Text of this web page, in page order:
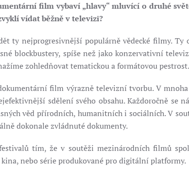
film vybaví „hlavy“ mluvící o druhé
vídat běžně v televizi?
ty nejprogresivnější populárně vědecké filmy.
blockbustery, spíše než jako konzervativní
zohledňovat tematickou a formátovou pestrost.
film výrazně televizní tvorbu. V
sdělení svého obsahu. Každoročně
věd přírodních, humanitních i sociálních. V
dokonale zvládnuté dokumenty.
tím, že v soutěži mezinárodních filmů
nebo série produkované pro digitální platformy.